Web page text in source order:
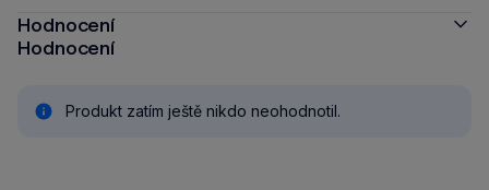
Hodnocení
Hodnocení
Produkt zatím ještě nikdo neohodnotil.